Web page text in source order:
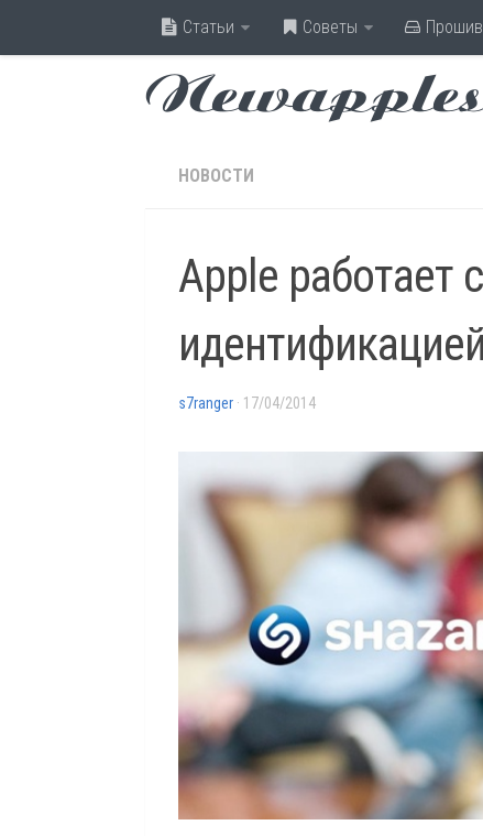
Статьи Советы
НОВОСТИ
Apple работает
s7ranger · 17/04/2014